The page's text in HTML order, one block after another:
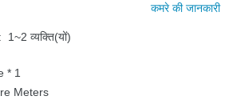
कमरे की जानकारी
1~2 व्यक्ति(यों)
* 1
Meters